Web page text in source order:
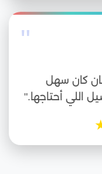
"
كان سهل
اللي أحتاجها."